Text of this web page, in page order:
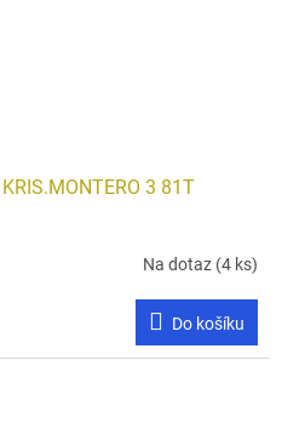
3 81T
Na dotaz (4 ks)
Do košíku